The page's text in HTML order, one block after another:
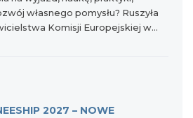
własnego pomysłu? Ruszyła
Komisji Europejskiej w
2027 – NOWE